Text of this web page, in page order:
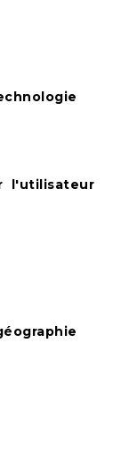
l'utilisateur